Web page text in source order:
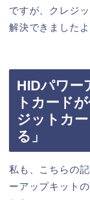
ですが、クレジ
解決できましたよ
HIDパワー
トカード
ジットカ
る」
私も、こちらの
ーアップキット